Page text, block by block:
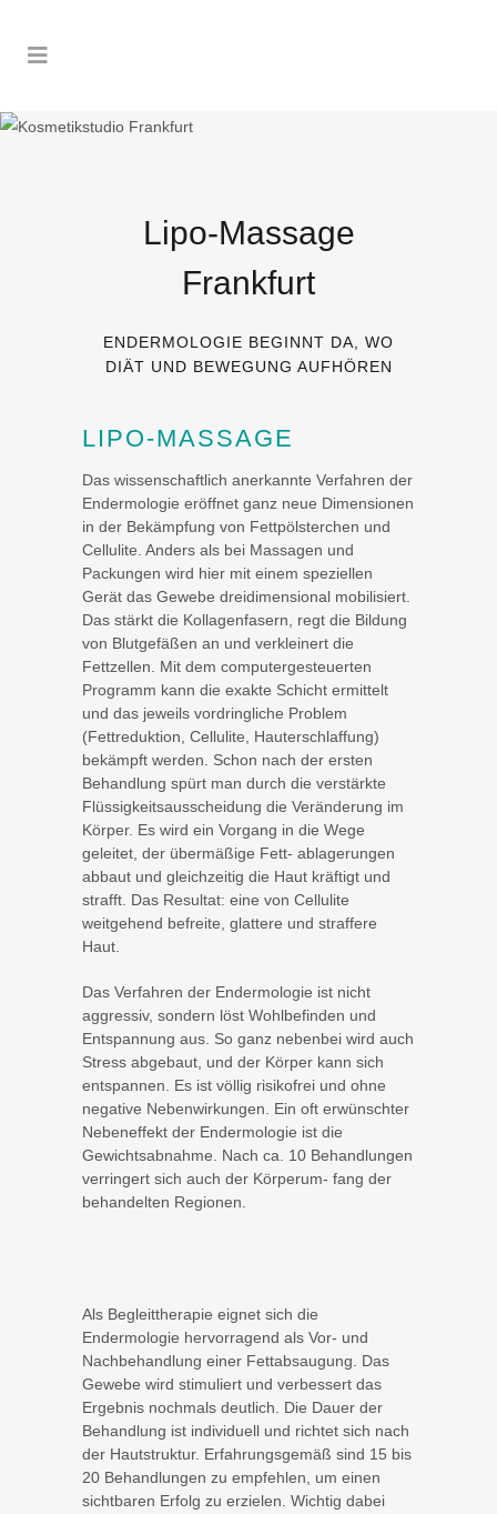
Lipo-Massage
Frankfurt
ENDERMOLOGIE BEGINNT DA, WO
DIÄT UND BEWEGUNG AUFHÖREN
LIPO-MASSAGE
Das wissenschaftlich anerkannte Verfahren der
Endermologie eröffnet ganz neue Dimensionen
in der Bekämpfung von Fettpölsterchen und
Cellulite. Anders als bei Massagen und
Packungen wird hier mit einem speziellen
Gerät das Gewebe dreidimensional mobilisiert.
Das stärkt die Kollagenfasern, regt die Bildung
von Blutgefäßen an und verkleinert die
Fettzellen. Mit dem computergesteuerten
Programm kann die exakte Schicht ermittelt
und das jeweils vordringliche Problem
(Fettreduktion, Cellulite, Hauterschlaffung)
bekämpft werden. Schon nach der ersten
Behandlung spürt man durch die verstärkte
Flüssigkeitsausscheidung die Veränderung im
Körper. Es wird ein Vorgang in die Wege
geleitet, der übermäßige Fett- ablagerungen
abbaut und gleichzeitig die Haut kräftigt und
strafft. Das Resultat: eine von Cellulite
weitgehend befreite, glattere und straffere
Haut.
Das Verfahren der Endermologie ist nicht
aggressiv, sondern löst Wohlbefinden und
Entspannung aus. So ganz nebenbei wird auch
Stress abgebaut, und der Körper kann sich
entspannen. Es ist völlig risikofrei und ohne
negative Nebenwirkungen. Ein oft erwünschter
Nebeneffekt der Endermologie ist die
Gewichtsabnahme. Nach ca. 10 Behandlungen
verringert sich auch der Körperum- fang der
behandelten Regionen.
Als Begleittherapie eignet sich die
Endermologie hervorragend als Vor- und
Nachbehandlung einer Fettabsaugung. Das
Gewebe wird stimuliert und verbessert das
Ergebnis nochmals deutlich. Die Dauer der
Behandlung ist individuell und richtet sich nach
der Hautstruktur. Erfahrungsgemäß sind 15 bis
20 Behandlungen zu empfehlen, um einen
sichtbaren Erfolg zu erzielen. Wichtig dabei